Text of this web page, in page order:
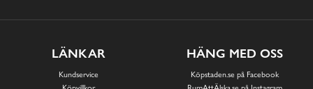
LÄNKAR
Kundservice
HÄNG MED OSS
Köpstaden.se på Facebook